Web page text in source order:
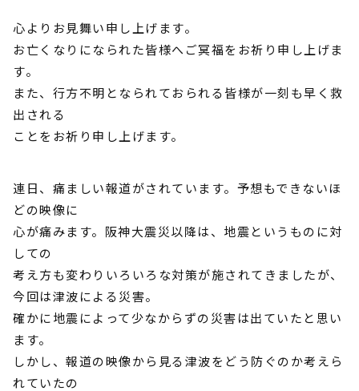
心よりお見舞い申し上げます。
お亡くなりになられた皆様へご冥福をお祈り申し上げま
す。
また、行方不明となられておられる皆様が一刻も早く救
出される
ことをお祈り申し上げます。
連日、痛ましい報道がされています。予想もできないほ
どの映像に
心が痛みます。阪神大震災以降は、地震というものに対
しての
考え方も変わりいろいろな対策が施されてきましたが、
今回は津波による災害。
確かに地震によって少なからずの災害は出ていたと思い
ます。
しかし、報道の映像から見る津波をどう防ぐのか考えら
れていたの